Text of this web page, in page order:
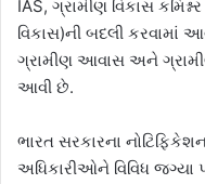
IAS, ગ્રામીણ વિકાસ
વિકાસ)ની બદલી કરવામાં
ગ્રામીણ આવાસ અને
આવી છે.
ભારત સરકારના
અધિકારીઓને વિવિધ જગ્યા